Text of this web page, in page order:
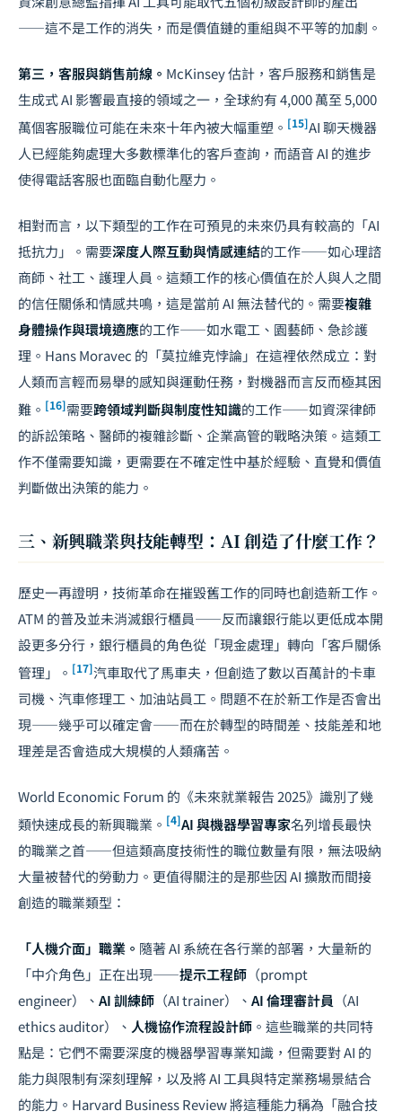
——這不是工作的消失，而是價值鏈的重組與不平等的加劇 。
第三，客服與銷售前線。 McKinsey 估計，客戶服務和銷售是
生成式 AI 影響最直接的領域之一，全球約有 4,000 萬至 5,000
萬個客服職位可能在未來十年內被大幅重塑。 [15]AI 聊天機器
人已經能夠處理大多數標準化的客戶查詢，而語音 AI 的進步
使得電話客服也面臨自動化壓力。
相對而言，以下類型的工作在可預見的未來仍具有較高的「AI
抵抗力」。需要深度人際互動與情感連結的工作——如心理諮
商師、社工、護理人員。這類工作的核心價值在於人與人之間
的信任關係和情感共鳴，這是當前 AI 無法替代的。需要複雜
身體操作與環境適應的工作——如水電工、園藝師、急診護
理。Hans Moravec 的「莫拉維克悖論」在這裡依然成立：對
人類而言輕而易舉的感知與運動任務，對機器而言反而極其困
難。 [16]需要跨領域判斷與制度性知識的工作——如資深律師
的訴訟策略、醫師的複雜診斷、企業高管的戰略決策。這類工
作不僅需要知識，更需要在不確定性中基於經驗、直覺和價值
判斷做出決策的能力。
三、新興職業與技能轉型：AI 創造了什麼工作？
歷史一再證明，技術革命在摧毀舊工作的同時也創造新工作。
ATM 的普及並未消滅銀行櫃員——反而讓銀行能以更低成本開
設更多分行，銀行櫃員的角色從「現金處理」轉向「客戶關係
管理」。 [17]汽車取代了馬車夫，但創造了數以百萬計的卡車
司機、汽車修理工、加油站員工。問題不在於新工作是否會出
現——幾乎可以確定會——而在於轉型的時間差、技能差和地
理差是否會造成大規模的人類痛苦。
World Economic Forum 的《未來就業報告 2025》識別了幾
類快速成長的新興職業。 [4]AI 與機器學習專家名列增長最快
的職業之首——但這類高度技術性的職位數量有限，無法吸納
大量被替代的勞動力。更值得關注的是那些因 AI 擴散而間接
創造的職業類型：
「人機介面」職業。 隨著 AI 系統在各行業的部署，大量新的
「中介角色」正在出現——提示工程師 （prompt
engineer）、 AI 訓練師 （AI trainer）、 AI 倫理審計員 （AI
ethics auditor）、 人機協作流程設計師 。這些職業的共同特
點是：它們不需要深度的機器學習專業知識，但需要對 AI 的
能力與限制有深刻理解，以及將 AI 工具與特定業務場景結合
的能力。Harvard Business Review 將這種能力稱為「融合技